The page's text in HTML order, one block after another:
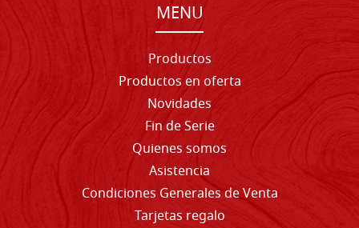
MENU
Productos
Productos en oferta
Novidades
Fin de Serie
Quienes somos
Asistencia
Condiciones Generales de Venta
Tarjetas regalo